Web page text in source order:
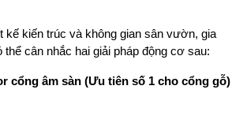
kế kiến trúc và không gian sân vườn, gia
thể cân nhắc hai giải pháp động cơ sau:
cổng âm sàn (Ưu tiên số 1 cho cổng gỗ)